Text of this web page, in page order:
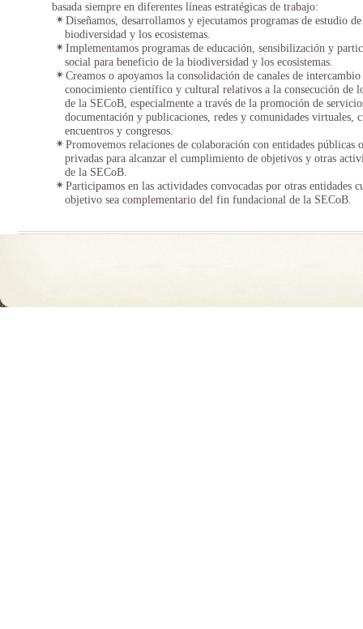
basada siempre en diferentes líneas estratégicas de trabajo:
✴ Diseñamos, desarrollamos y ejecutamos programas de estudio
biodiversidad y los ecosistemas.
✴ Implementamos programas de educación, sensibilización y
social para beneficio de la biodiversidad y los ecosistemas.
✴ Creamos o apoyamos la consolidación de canales de intercambio
conocimiento científico y cultural relativos a la consecución de
de la SECoB, especialmente a través de la promoción de
documentación y publicaciones, redes y comunidades virtuales,
encuentros y congresos.
✴ Promovemos relaciones de colaboración con entidades públicas o
privadas para alcanzar el cumplimiento de objetivos y otras
de la SECoB.
✴ Participamos en las actividades convocadas por otras entidades
objetivo sea complementario del fin fundacional de la SECoB.